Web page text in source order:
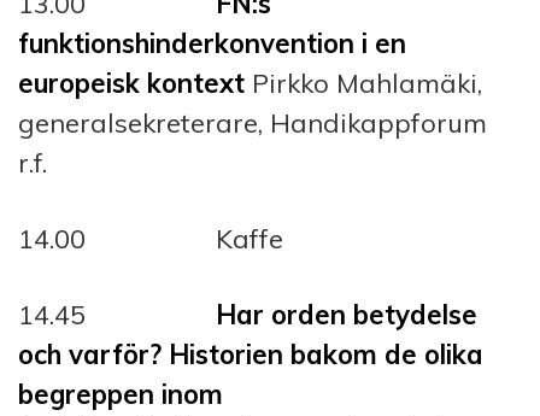
funktionshinderkonvention i en
europeisk kontext Pirkko Mahlamäki,
generalsekreterare, Handikappforum
r.f.
14.00 Kaffe
14.45 Har orden betydelse
och varför? Historien bakom de olika
begreppen inom